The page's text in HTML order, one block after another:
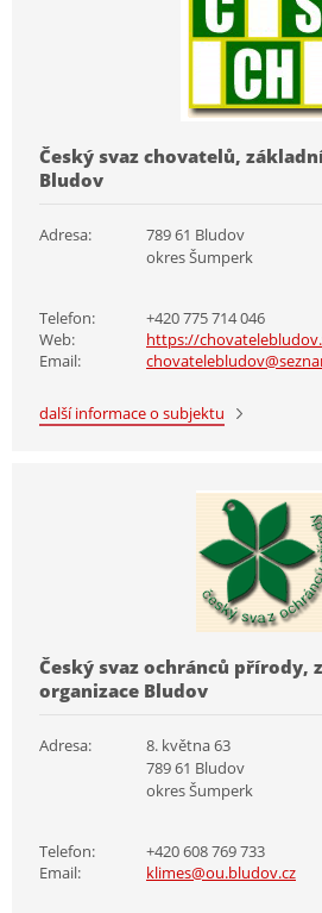
Český svaz chovatelů,
Bludov
Adresa:
789 61 Bludov
okres Šumperk
Telefon:
+420 775 714 046
Web:
https://
Email:
další informace o subjektu
Český svaz ochránců přírody,
organizace Bludov
Adresa:
8. května 63
789 61 Bludov
okres Šumperk
Telefon:
+420 608 769 733
Email:
klimes@ou.bludov.cz